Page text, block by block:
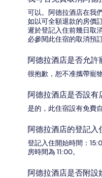
可以。阿德拉酒店在我
如以可全額退款的房價
遲於登記入住前幾日取
必參閱此住宿的取消預訂
阿德拉酒店是否允許
很抱歉，恕不准攜帶寵物
阿德拉酒店是否設有
是的，此住宿設有免費
阿德拉酒店的登記入
登記入住開始時間：
房時間為 11:00。
阿德拉酒店是否附設